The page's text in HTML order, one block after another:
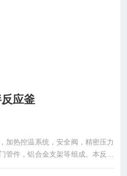
应釜
加热控温系统，安全阀，精密压力
管件，铝合金支架等组成。本反应
用内外磁耦合传动，具有运行安